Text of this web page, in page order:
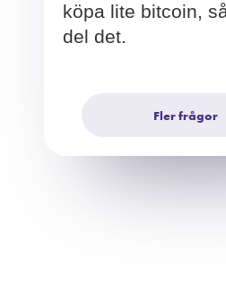
köpa lite bitcoin,
del det.
Fler frågor